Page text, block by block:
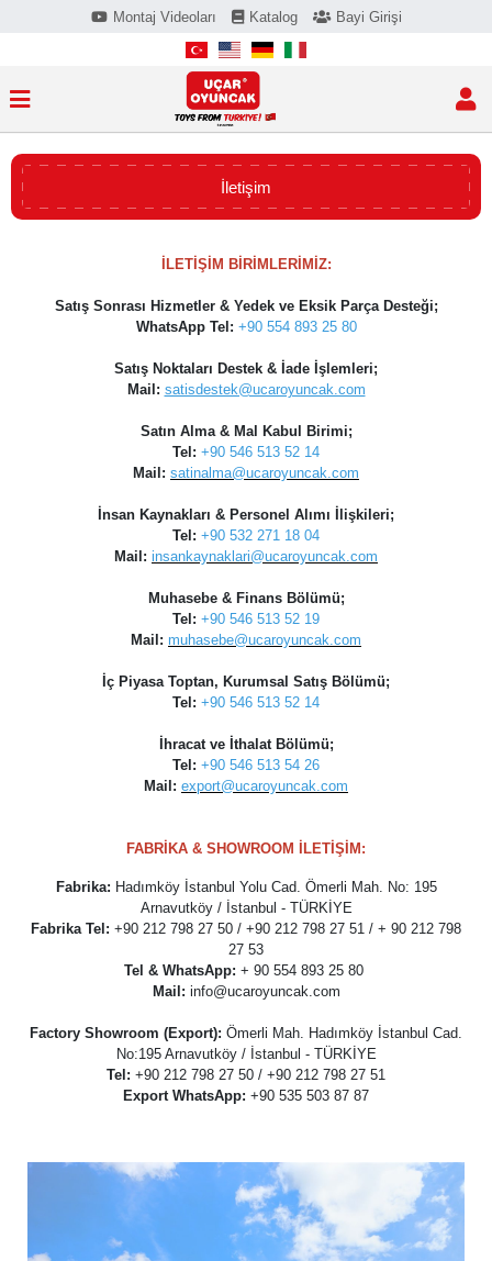
Montaj Videoları Katalog Bayi Girişi
İletişim
İLETİŞİM BİRİMLERİMİZ:
Satış Sonrası Hizmetler & Yedek ve Eksik Parça Desteği;
WhatsApp Tel: +90 554 893 25 80
Satış Noktaları Destek & İade İşlemleri;
Mail: satisdestek@ucaroyuncak.com
Satın Alma & Mal Kabul Birimi;
Tel: +90 546 513 52 14
Mail: satinalma@ucaroyuncak.com
İnsan Kaynakları & Personel Alımı İlişkileri;
Tel: +90 532 271 18 04
Mail: insankaynaklari@ucaroyuncak.com
Muhasebe & Finans Bölümü;
Tel: +90 546 513 52 19
Mail: muhasebe@ucaroyuncak.com
İç Piyasa Toptan, Kurumsal Satış Bölümü;
Tel: +90 546 513 52 14
İhracat ve İthalat Bölümü;
Tel: +90 546 513 54 26
Mail: export@ucaroyuncak.com
FABRİKA & SHOWROOM İLETİŞİM:
Fabrika: Hadımköy İstanbul Yolu Cad. Ömerli Mah. No: 195
Arnavutköy / İstanbul - TÜRKİYE
Fabrika Tel: +90 212 798 27 50 / +90 212 798 27 51 / + 90 212 798
27 53
Tel & WhatsApp: + 90 554 893 25 80
Mail: info@ucaroyuncak.com
Factory Showroom (Export): Ömerli Mah. Hadımköy İstanbul Cad.
No:195 Arnavutköy / İstanbul - TÜRKİYE
Tel: +90 212 798 27 50 / +90 212 798 27 51
Export WhatsApp: +90 535 503 87 87